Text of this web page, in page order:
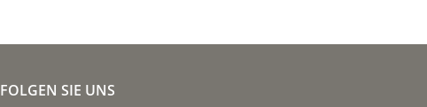
FOLGEN SIE UNS